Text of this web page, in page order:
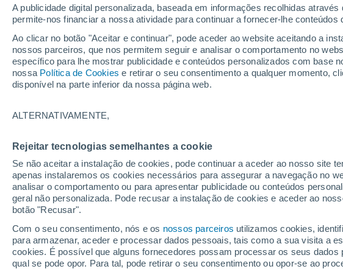
A publicidade digital personalizada, baseada em informações recolhidas
permite-nos financiar a nossa atividade para continuar a fornecer-lhe conteúdos
Ao clicar no botão "Aceitar e continuar", pode aceder ao website aceitando a
nossos parceiros, que nos permitem seguir e analisar o comportamento no
específico para lhe mostrar publicidade e conteúdos personalizados com base
nossa Política de Cookies e retirar o seu consentimento a qualquer momento,
disponível na parte inferior da nossa página web.
ALTERNATIVAMENTE,
Rejeitar tecnologias semelhantes a cookie
Se não aceitar a instalação de cookies, pode continuar a aceder ao nosso site
apenas instalaremos os cookies necessários para assegurar a navegação no
analisar o comportamento ou para apresentar publicidade ou conteúdos
geral não personalizada. Pode recusar a instalação de cookies e aceder ao
botão "Recusar".
Com o seu consentimento, nós e os nossos parceiros utilizamos cookies,
para armazenar, aceder e processar dados pessoais, tais como a sua visita a
cookies. É possível que alguns fornecedores possam processar os seus
qual se pode opor. Para tal, pode retirar o seu consentimento ou opor-se ao
Tempo no Município de
Hoje, 7 agosto Todo o dia Símbolo